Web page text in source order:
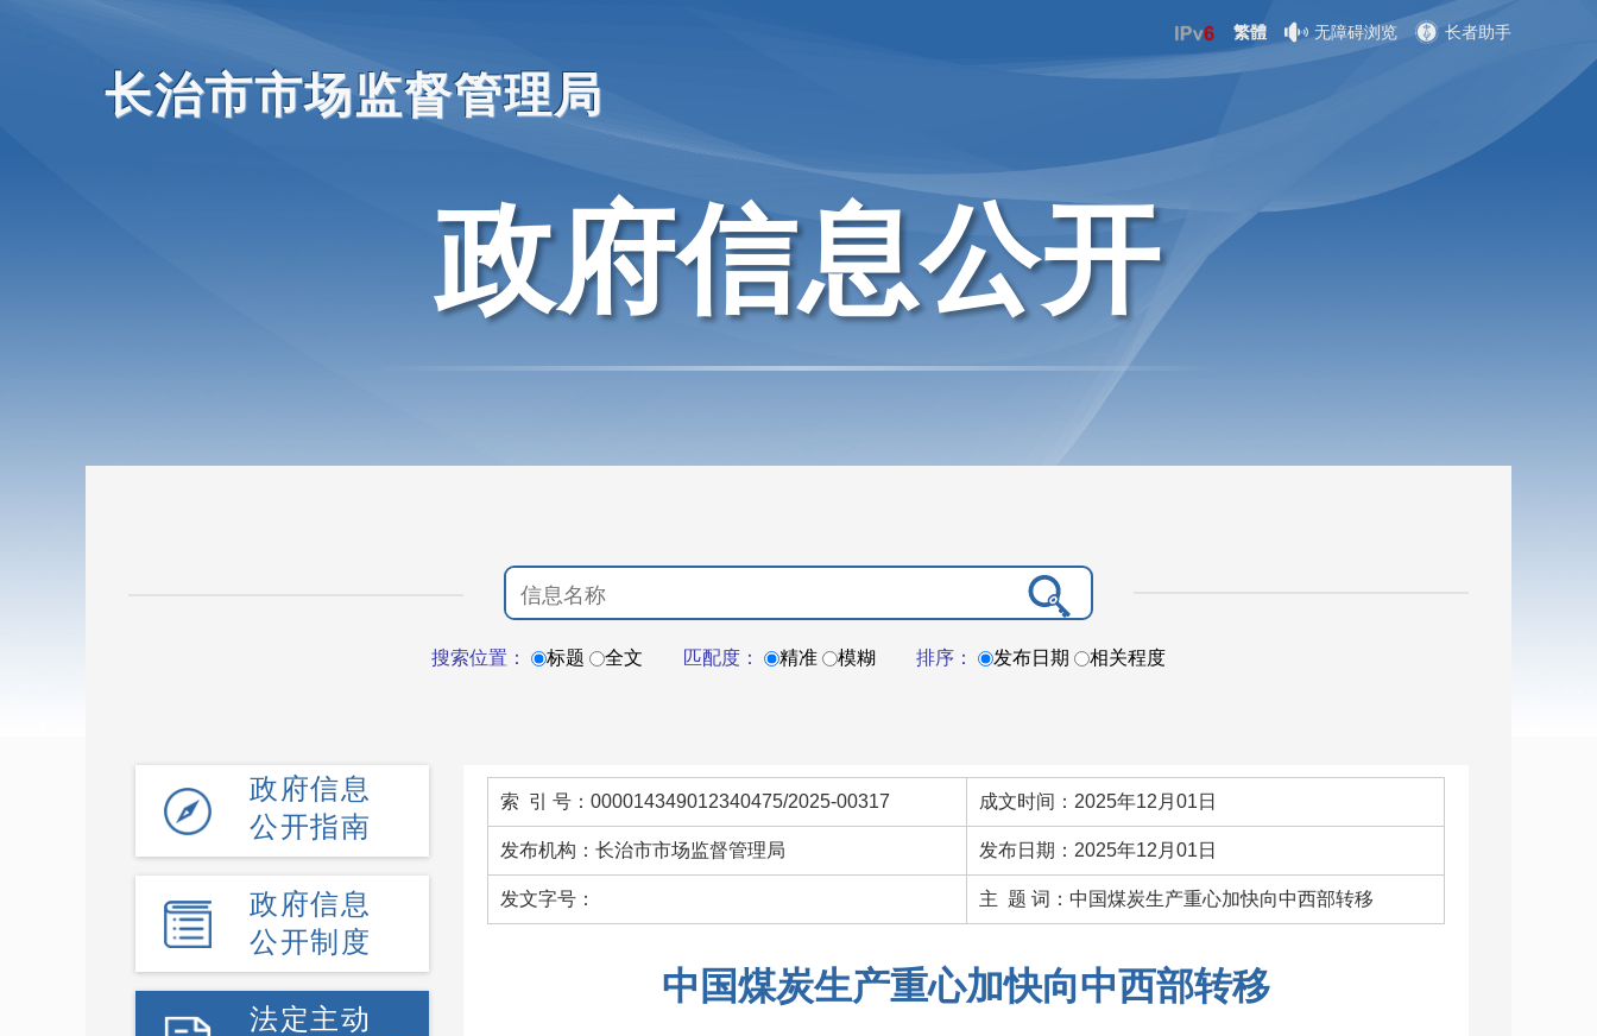
长治市市场监督管理局
繁體 无障碍浏览 长者助手
政府信息公开
搜索位置： 标题 全文 匹配度： 精准 模糊 排序： 发布日期 相关程度
政府信息
公开指南
政府信息
公开制度
法定主动
索 引 号：000014349012340475/2025-00317 成文时间：2025年12月01日
发布机构：长治市市场监督管理局 发布日期：2025年12月01日
发文字号： 主 题 词：中国煤炭生产重心加快向中西部转移
中国煤炭生产重心加快向中西部转移